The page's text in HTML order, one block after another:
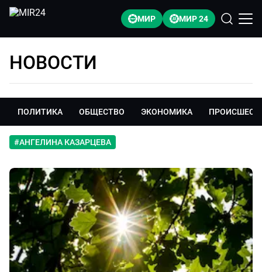
МИР МИР 24
НОВОСТИ
ПОЛИТИКА ОБЩЕСТВО ЭКОНОМИКА
#АНГЕЛИНА КАЗАРЦЕВА